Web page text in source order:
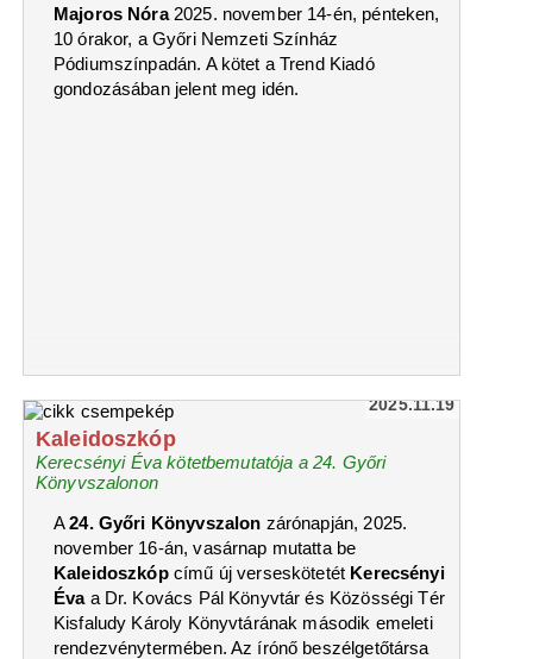
Majoros Nóra 2025. november 14-én, pénteken,
10 órakor, a Győri Nemzeti Színház
Pódiumszínpadán. A kötet a Trend Kiadó
gondozásában jelent meg idén.
2025.11.19
Kaleidoszkóp
Kerecsényi Éva kötetbemutatója a 24. Győri
Könyvszalonon
A24. Győri Könyvszalon zárónapján, 2025.
november 16-án, vasárnap mutatta be
Kaleidoszkóp című új verseskötetét Kerecsényi
Évaa Dr. Kovács Pál Könyvtár és Közösségi Tér
Kisfaludy Károly Könyvtárának második emeleti
rendezvénytermében. Az írónő beszélgetőtársa